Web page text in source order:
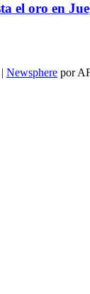
el oro en
| Newsphere por